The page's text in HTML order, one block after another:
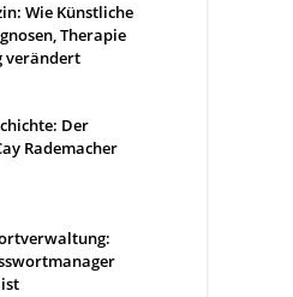
Wie Künstliche
Therapie
verändert
Der
Rademacher